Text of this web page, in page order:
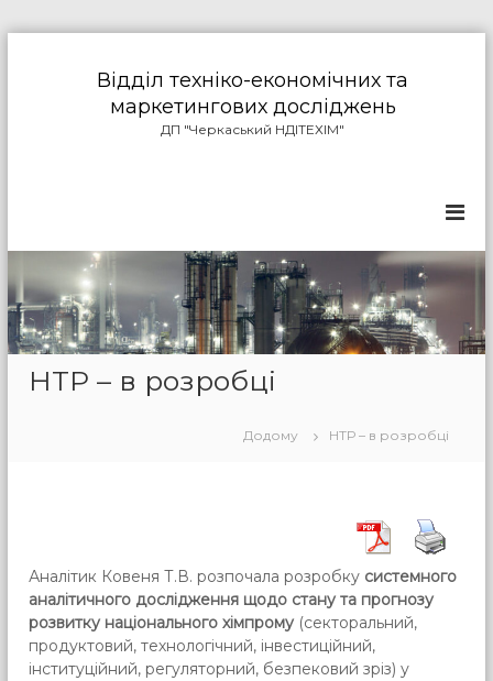
в
і
с
т
Відділ техніко-економічних та
маркетингових досліджень
ДП "Черкаський НДІТЕХІМ"
НТР – в розробці
Додому НТР – в розробці
Аналітик Ковеня Т.В. розпочала розробку системного
аналітичного дослідження щодо стану та прогнозу
розвитку національного хімпрому (секторальний,
продуктовий, технологічний, інвестиційний,
інституційний, регуляторний, безпековий зріз) у